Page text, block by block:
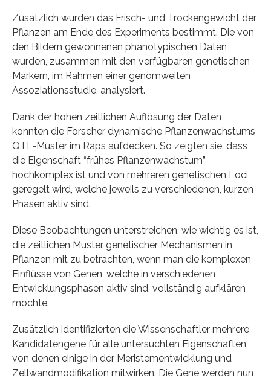
Zusätzlich wurden das Frisch- und Trockengewicht der
Pflanzen am Ende des Experiments bestimmt. Die von
den Bildern gewonnenen phänotypischen Daten
wurden, zusammen mit den verfügbaren genetischen
Markern, im Rahmen einer genomweiten
Assoziationsstudie, analysiert.
Dank der hohen zeitlichen Auflösung der Daten
konnten die Forscher dynamische Pflanzenwachstums
QTL-Muster im Raps aufdecken. So zeigten sie, dass
die Eigenschaft “frühes Pflanzenwachstum”
hochkomplex ist und von mehreren genetischen Loci
geregelt wird, welche jeweils zu verschiedenen, kurzen
Phasen aktiv sind.
Diese Beobachtungen unterstreichen, wie wichtig es ist,
die zeitlichen Muster genetischer Mechanismen in
Pflanzen mit zu betrachten, wenn man die komplexen
Einflüsse von Genen, welche in verschiedenen
Entwicklungsphasen aktiv sind, vollständig aufklären
möchte.
Zusätzlich identifizierten die Wissenschaftler mehrere
Kandidatengene für alle untersuchten Eigenschaften,
von denen einige in der Meristementwicklung und
Zellwandmodifikation mitwirken. Die Gene werden nun